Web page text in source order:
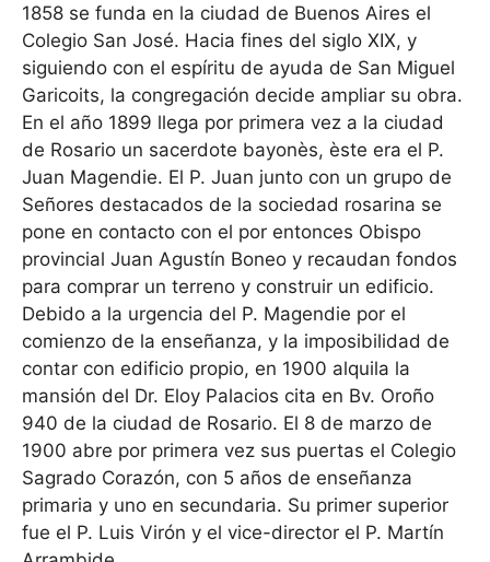
1858 se funda en la ciudad de Buenos Aires el
Colegio San José. Hacia fines del siglo XIX, y
siguiendo con el espíritu de ayuda de San Miguel
Garicoits, la congregación decide ampliar su obra.
En el año 1899 llega por primera vez a la ciudad
de Rosario un sacerdote bayonès, èste era el P.
Juan Magendie. El P. Juan junto con un grupo de
Señores destacados de la sociedad rosarina se
pone en contacto con el por entonces Obispo
provincial Juan Agustín Boneo y recaudan fondos
para comprar un terreno y construir un edificio.
Debido a la urgencia del P. Magendie por el
comienzo de la enseñanza, y la imposibilidad de
contar con edificio propio, en 1900 alquila la
mansión del Dr. Eloy Palacios cita en Bv. Oroño
940 de la ciudad de Rosario. El 8 de marzo de
1900 abre por primera vez sus puertas el Colegio
Sagrado Corazón, con 5 años de enseñanza
primaria y uno en secundaria. Su primer superior
fue el P. Luis Virón y el vice-director el P. Martín